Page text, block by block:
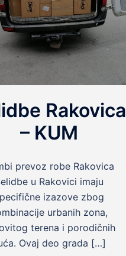
Rakovica
– KUM
prevoz robe Rakovica
u Rakovici imaju
izazove zbog
urbanih zona,
terena i porodičnih
Ovaj deo grada […]